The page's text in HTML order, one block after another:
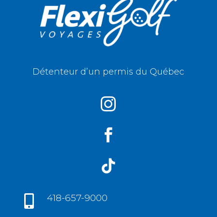
Détenteur d’un permis du Québec



 418-657-9000